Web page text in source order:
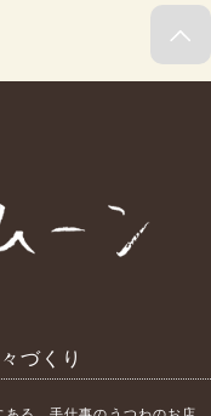
づくり
る、手仕事のうつわのお店